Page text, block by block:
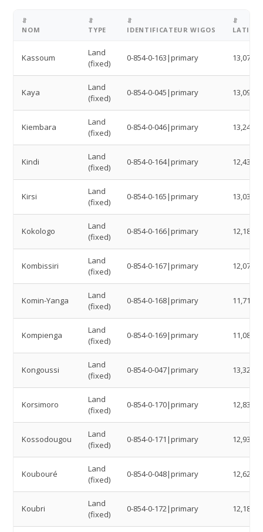
⥯
NOM
⥯
TYPE
⥯
IDENTIFICATEUR WIGOS
⥯
Kassoum
Land
(fixed)
0-854-0-163|primary 13,0743
Kaya
Land
(fixed)
0-854-0-045|primary 13,0967
Kiembara
Land
(fixed)
0-854-0-046|primary 13,24
Kindi
Land
(fixed)
0-854-0-164|primary 12,4377
Kirsi
Land
(fixed)
0-854-0-165|primary 13,0383
Kokologo
Land
(fixed)
0-854-0-166|primary 12,18
Kombissiri
Land
(fixed)
0-854-0-167|primary 12,0743
Komin-Yanga
Land
(fixed)
0-854-0-168|primary 11,7133
Kompienga
Land
(fixed)
0-854-0-169|primary 11,0846
Kongoussi
Land
(fixed)
0-854-0-047|primary 13,3255
Korsimoro
Land
(fixed)
0-854-0-170|primary 12,83
Kossodougou
Land
(fixed)
0-854-0-171|primary 12,93
Koubouré
Land
(fixed)
0-854-0-048|primary 12,6286
Koubri
Land
(fixed)
0-854-0-172|primary 12,1865